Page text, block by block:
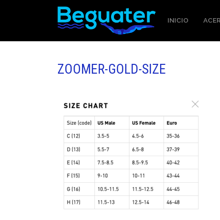
INICIO
ZOOMER-GOLD-SIZE